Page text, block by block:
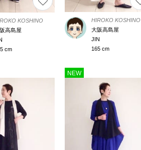
KOSHINO
高島屋
cm
HIROKO KOSHINO
大阪高島屋
JIN
165 cm
NEW